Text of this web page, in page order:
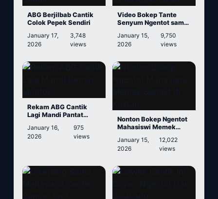
ABG Berjilbab Cantik
Colok Pepek Sendiri
January 17,
2026
3,748
views
Video Bokep Tante
Senyum Ngentot sama
January 15,
2026
9,750
views
Rekam ABG Cantik
Lagi Mandi Pantat
January 16,
2026
975
views
Nonton Bokep Ngentot
Mahasiswi Memek
January 15,
2026
12,022
views